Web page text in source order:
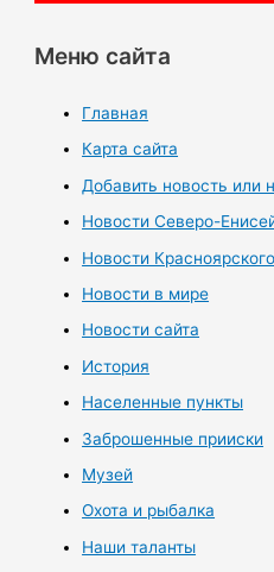
Меню сайта
Главная
Карта сайта
Добавить новость или
Новости Северо-
Новости
Новости в мире
Новости сайта
История
Населенные пункты
Заброшенные прииски
Музей
Охота и рыбалка
Наши таланты